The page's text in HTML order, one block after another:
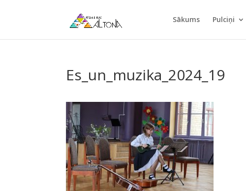
Sākums Pulciņi
Es_un_muzika_2024_19